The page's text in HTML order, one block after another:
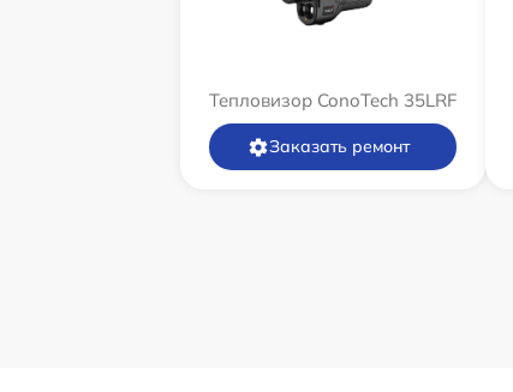
Тепловизор ConoTech 35LRF
Заказать ремонт